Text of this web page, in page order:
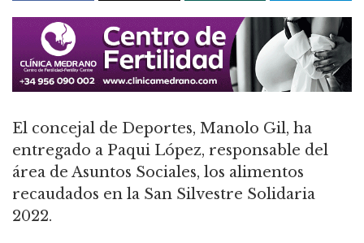
El concejal de Deportes, Manolo Gil, ha
entregado a Paqui López, responsable del
área de Asuntos Sociales, los alimentos
recaudados en la San Silvestre Solidaria
2022.